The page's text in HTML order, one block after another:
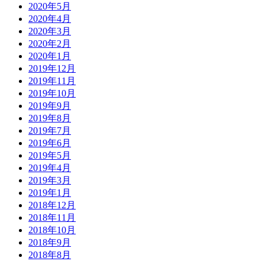
2020年5月
2020年4月
2020年3月
2020年2月
2020年1月
2019年12月
2019年11月
2019年10月
2019年9月
2019年8月
2019年7月
2019年6月
2019年5月
2019年4月
2019年3月
2019年1月
2018年12月
2018年11月
2018年10月
2018年9月
2018年8月